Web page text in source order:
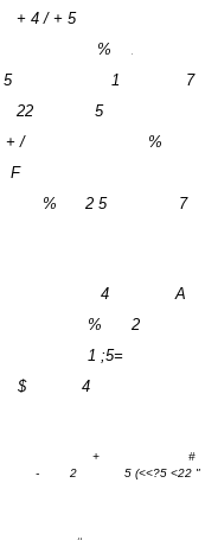
+ 4 / + 5
%
5 1
7
22
5
+ /
%
F
% 2 5
7
4
A
%
2
1 ;5=
$
4
+
#
- 2 5 (<<?5 <22 "